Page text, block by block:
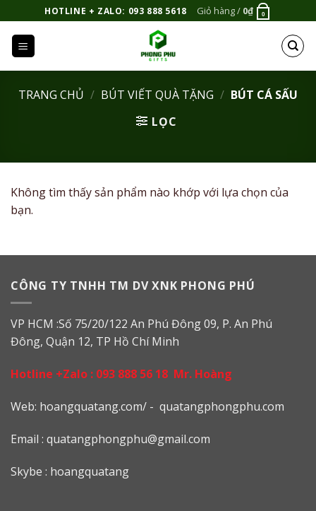
qua
dung
HOTLINE + ZALO: 093 888 5618 Giỏ hàng / 0₫ 0
TRANG CHỦ / BÚT VIẾT QUÀ TẶNG / BÚT CÁ SẤU
LỌC
Không tìm thấy sản phẩm nào khớp với lựa chọn của
bạn.
CÔNG TY TNHH TM DV XNK PHONG PHÚ
VP HCM :Số 75/20/122 An Phú Đông 09, P. An Phú
Đông, Quận 12, TP Hồ Chí Minh
Hotline +Zalo : 093 888 56 18 Mr. Hoàng
Web: hoangquatang.com/ - quatangphongphu.com
Email : quatangphongphu@gmail.com
Skybe : hoangquatang